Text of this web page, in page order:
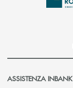
ASSISTENZA INBANK